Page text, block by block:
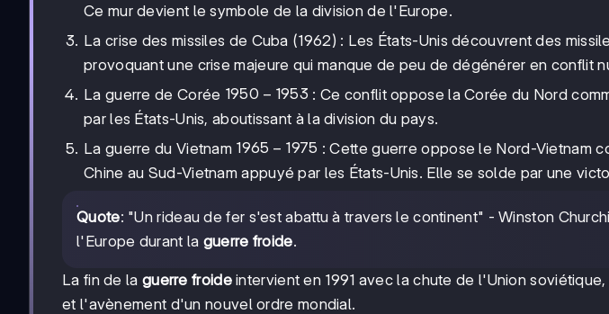
Ce mur devient le symbole de la division de l'Europe.
La crise des missiles de Cuba (1962) : Les États-Unis découvrent des
provoquant une crise majeure qui manque de peu de dégénérer en conflit
La guerre de Corée 1950-
1953
1950 − 1953 : Ce conflit oppose la Corée du Nord
par les États-Unis, aboutissant à la division du pays.
La guerre du Vietnam 1965-
1975
1965 − 1975 : Cette guerre oppose le Nord-Vietnam
Chine au Sud-Vietnam appuyé par les États-Unis. Elle se solde par une
Quote: "Un rideau de fer s'est abattu à travers le continent" - Winston
l'Europe durant la guerre froide.
La fin de la guerre froideintervient en 1991 avec la chute de l'Union
et l'avènement d'un nouvel ordre mondial.